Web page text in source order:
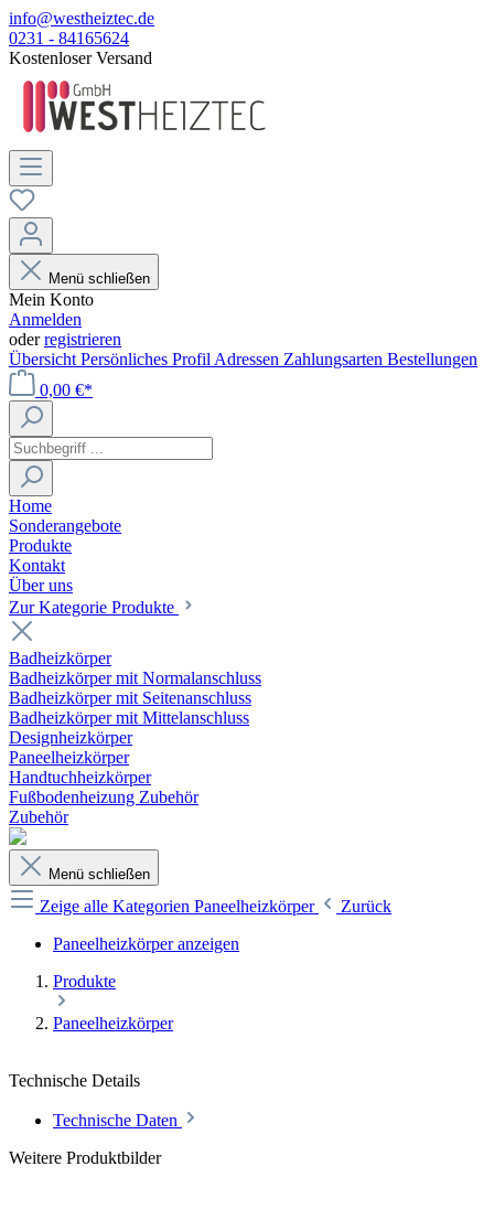
info@westheiztec.de
0231 - 84165624
Kostenloser Versand
Menü schließen
Mein Konto
Anmelden
oderregistrieren
Übersicht Persönliches Profil Adressen Zahlungsarten Bestellungen
0,00 €*
Home
Sonderangebote
Produkte
Kontakt
Über uns
Zur Kategorie Produkte
Badheizkörper
Badheizkörper mit Normalanschluss
Badheizkörper mit Seitenanschluss
Badheizkörper mit Mittelanschluss
Designheizkörper
Paneelheizkörper
Handtuchheizkörper
Fußbodenheizung Zubehör
Zubehör
Menü schließen
Zeige alle Kategorien Paneelheizkörper
Zurück
Paneelheizkörper anzeigen
Produkte
Paneelheizkörper
Technische Details
Technische Daten
Weitere Produktbilder